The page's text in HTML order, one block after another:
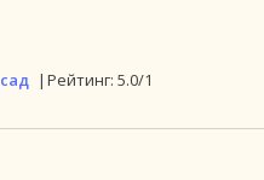
сад | Рейтинг: 5.0/1